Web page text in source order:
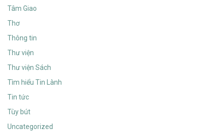
Tâm Giao
Thơ
Thông tin
Thư viện
Thư viện Sách
Tìm hiểu Tin Lành
Tin tức
Tùy bút
Uncategorized